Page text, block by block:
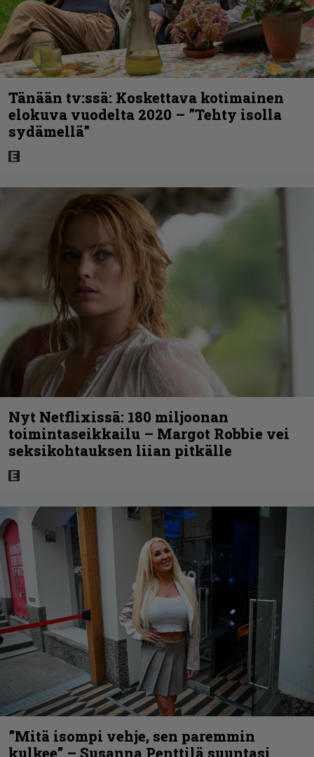
Tänään tv:ssä: Koskettava kotimainen
elokuva vuodelta 2020 – ”Tehty isolla
sydämellä”
Nyt Netflixissä: 180 miljoonan
toimintaseikkailu – Margot Robbie vei
seksikohtauksen liian pitkälle
”Mitä isompi vehje, sen paremmin
kulkee” – Susanna Penttilä suuntasi